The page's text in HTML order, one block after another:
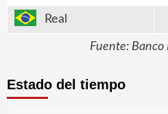
Real
Fuente: Banco
Estado del tiempo